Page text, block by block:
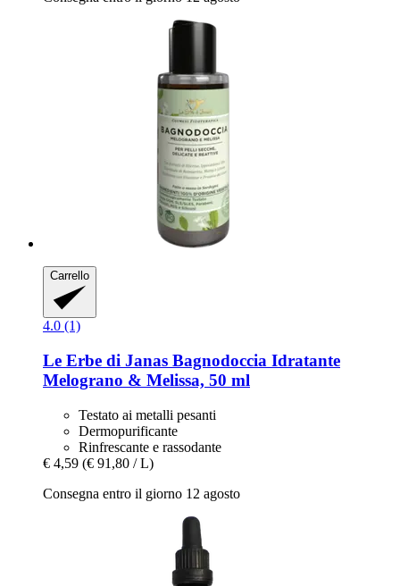
Carrello
4.0 (1)
Le Erbe di Janas Bagnodoccia Idratante
Melograno & Melissa, 50 ml
Testato ai metalli pesanti
Dermopurificante
Rinfrescante e rassodante
€ 4,59 (€ 91,80 / L)
Consegna entro il giorno 12 agosto